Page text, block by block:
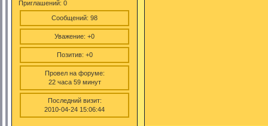
Приглашений: 0
Сообщений: 98
Уважение: +0
Позитив: +0
Провел на форуме:
22 часа 59 минут
Последний визит:
2010-04-24 15:06:44